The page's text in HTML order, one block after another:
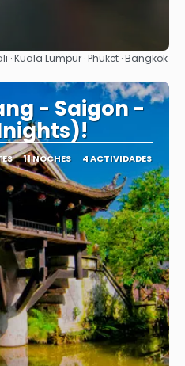
· Kuala Lumpur · Phuket · Bangkok
- Saigon -
11 NOCHES 4 ACTIVIDADES